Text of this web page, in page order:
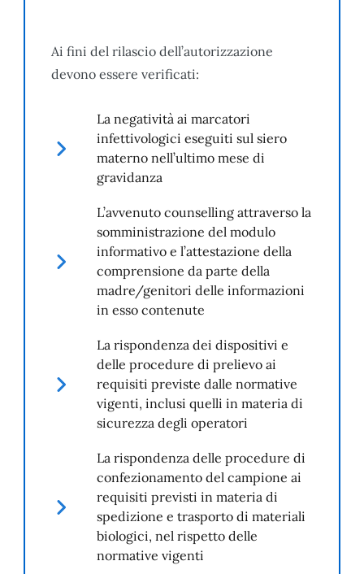
Ai fini del rilascio dell’autorizzazione
devono essere verificati:
La negatività ai marcatori
infettivologici eseguiti sul siero
materno nell’ultimo mese di
gravidanza
L’avvenuto counselling attraverso la
somministrazione del modulo
informativo e l’attestazione della
comprensione da parte della
madre/genitori delle informazioni
in esso contenute
La rispondenza dei dispositivi e
delle procedure di prelievo ai
requisiti previste dalle normative
vigenti, inclusi quelli in materia di
sicurezza degli operatori
La rispondenza delle procedure di
confezionamento del campione ai
requisiti previsti in materia di
spedizione e trasporto di materiali
biologici, nel rispetto delle
normative vigenti